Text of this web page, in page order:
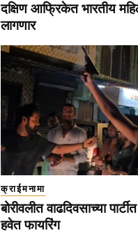
दक्षिण आफ्रिकेत भारतीय
लागणार
क्राईमनामा
बोरीवलीत वाढदिवसाच्या
हवेत फायरिंग